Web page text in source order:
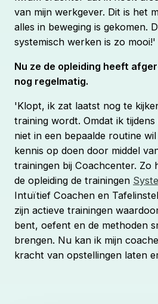
van mijn werkgever. Dit is het
alles in beweging is gekomen.
systemisch werken is zo mooi!'
Nu ze de opleiding heeft
nog regelmatig.
'Klopt, ik zat laatst nog te
training wordt. Omdat ik
niet in een bepaalde routine
kennis op doen door middel
trainingen bij Coachcenter. Zo
de opleiding de trainingen
Intuïtief Coachen en
zijn actieve trainingen
bent, oefent en de methoden
brengen. Nu kan ik mijn
kracht van opstellingen laten